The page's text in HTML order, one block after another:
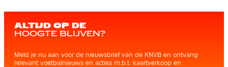
ALTIJD OP DE
HOOGTE BLIJVEN?
Meld je nu aan voor de nieuwsbrief van de KNVB en ontvang
relevant voetbalnieuws en acties m.b.t. kaartverkoop en